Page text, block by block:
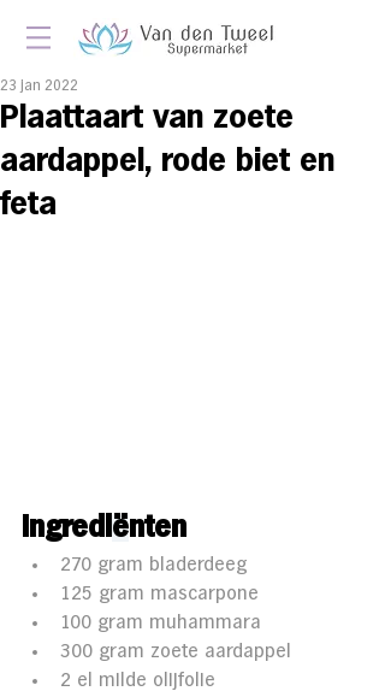
Plaattaart van zoete
aardappel, rode biet en
feta
23 jan 2022
Ingredi ë nten
270 gram bladerdeeg
125 gram mascarpone
100 gram muhammara
300 gram zoete aardappel
2 el milde olijfolie